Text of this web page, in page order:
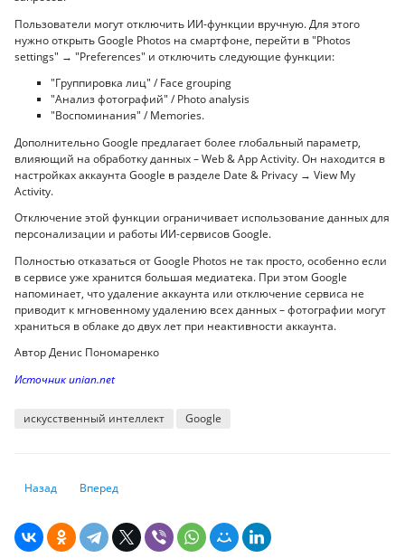
Пользователи могут отключить ИИ-функции вручную. Для этого
нужно открыть Google Photos на смартфоне, перейти в "Photos
settings" → "Preferences" и отключить следующие функции:
"Группировка лиц" / Face grouping
"Анализ фотографий" / Photo analysis
"Воспоминания" / Memories.
Дополнительно Google предлагает более глобальный параметр,
влияющий на обработку данных – Web & App Activity. Он находится в
настройках аккаунта Google в разделе Date & Privacy → View My
Activity.
Отключение этой функции ограничивает использование данных для
персонализации и работы ИИ-сервисов Google.
Полностью отказаться от Google Photos не так просто, особенно если
в сервисе уже хранится большая медиатека. При этом Google
напоминает, что удаление аккаунта или отключение сервиса не
приводит к мгновенному удалению всех данных – фотографии могут
храниться в облаке до двух лет при неактивности аккаунта.
Автор Денис Пономаренко
Источник unian.net
искусственный интеллект Google
Предыдущий: WhatsApp начнет предупреждать пользователей о
Назад Следующий: Почему 128 ГБ уже мало: сколько памяти
Вперед